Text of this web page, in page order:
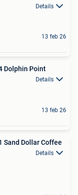
Details
13 feb 26
Dolphin Point
Details
13 feb 26
Sand Dollar Coffee
Details